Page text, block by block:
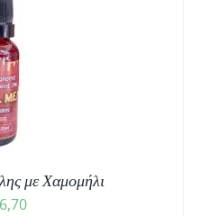
με Χαμομήλι
6,70